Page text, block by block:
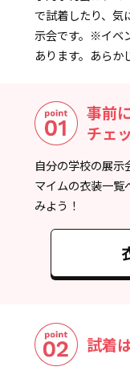
で試着したり、気
示会です。 ※イベ
あります。あらか
事前
チェ
自分の学校の展示
マイムの衣装一覧
みよう！
試着